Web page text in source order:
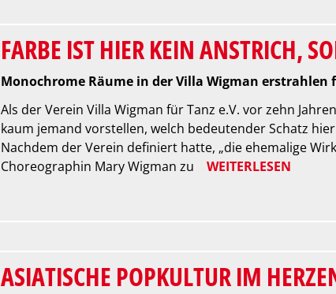
FARBE IST HIER KEIN ANSTRICH,
Monochrome Räume in der Villa Wigman erstrahlen
Als der Verein Villa Wigman für Tanz e.V. vor zehn
kaum jemand vorstellen, welch bedeutender Schatz
Nachdem der Verein definiert hatte, „die ehemalige
Choreographin Mary Wigman zu
WEITERLESEN
ASIATISCHE POPKULTUR IM